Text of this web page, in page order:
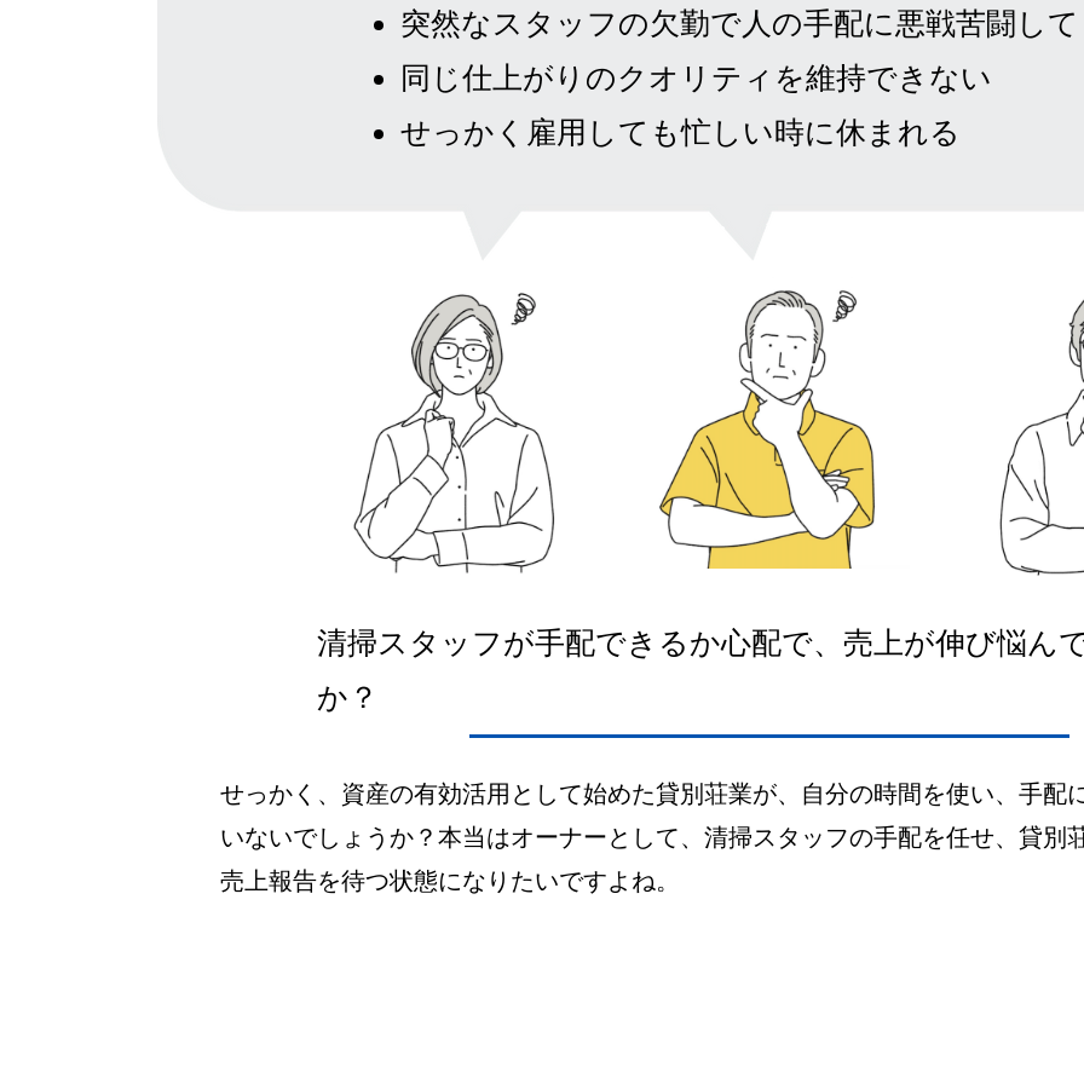
突然なスタッフの欠勤で人の手配に悪戦苦闘し
同じ仕上がりのクオリティを維持できない
せっかく雇用しても忙しい時に休まれる
清掃スタッフが手配できるか心配で、売上が伸び悩ん
か？
せっかく、資産の有効活用として始めた貸別荘業が、自分の時間を使い、手配
いないでしょうか？本当はオーナーとして、清掃スタッフの手配を任せ、貸別
売上報告を待つ状態になりたいですよね。